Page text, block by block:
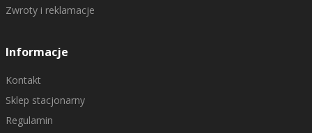
Zwroty i reklamacje
Informacje
Kontakt
Sklep stacjonarny
Regulamin